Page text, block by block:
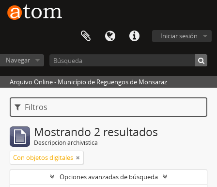
Iniciar sesión
Navegar
Arquivo Online - Município de Reguengos de Monsaraz
Filtros
Mostrando 2 resultados
Descripción archivística
Con objetos digitales
Opciones avanzadas de búsqueda